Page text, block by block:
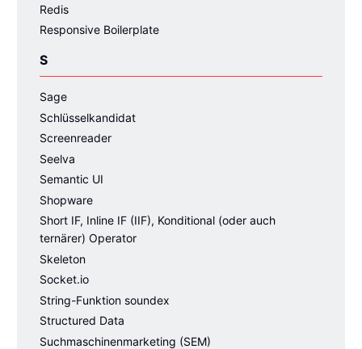
Redis
Responsive Boilerplate
S
Sage
Schlüsselkandidat
Screenreader
Seelva
Semantic UI
Shopware
Short IF, Inline IF (IIF), Konditional (oder auch
ternärer) Operator
Skeleton
Socket.io
String-Funktion soundex
Structured Data
Suchmaschinenmarketing (SEM)